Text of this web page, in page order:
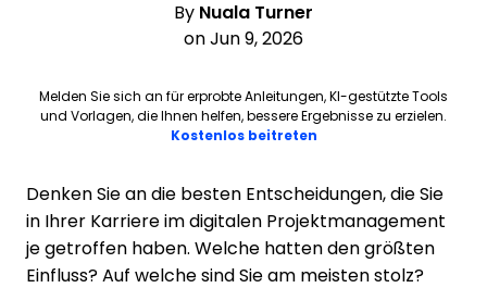
By Nuala Turner
on Jun 9, 2026
Melden Sie sich an für erprobte Anleitungen, KI-gestützte Tools
und Vorlagen, die Ihnen helfen, bessere Ergebnisse zu erzielen.
Kostenlos beitretenOpens new window
Denken Sie an die besten Entscheidungen, die Sie
in Ihrer Karriere im digitalen Projektmanagement
je getroffen haben. Welche hatten den größten
Einfluss? Auf welche sind Sie am meisten stolz?